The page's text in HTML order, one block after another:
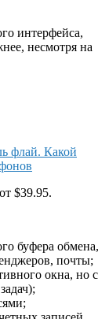
интерфейса,
несмотря на
флай. Какой
$39.95.
буфера обмена,
почты;
окна, но с